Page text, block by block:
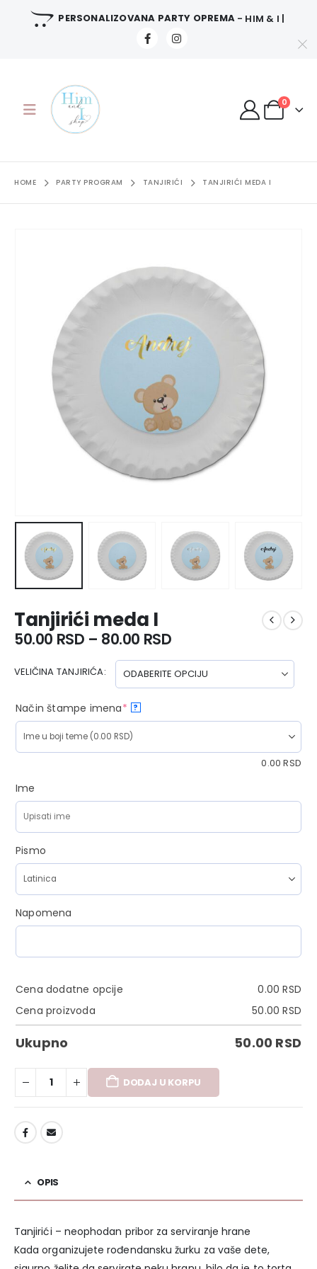
PERSONALIZOVANA PARTY OPREMA - HIM & I |
0
HOME PARTY PROGRAM TANJIRIĆI TANJIRIĆI MEDA I
Tanjirići meda I
50.00 RSD – 80.00 RSD
VELIČINA TANJIRIĆA
Način štampe imena* ?
0.00RSD
Ime
Pismo
Napomena
Cena dodatne opcije 0.00RSD
Cena proizvoda
50.00RSD
Ukupno 50.00 RSD
DODAJ U KORPU
OPIS
Tanjirići – neophodan pribor za serviranje hrane
Kada organizujete rođendansku žurku za vaše dete,